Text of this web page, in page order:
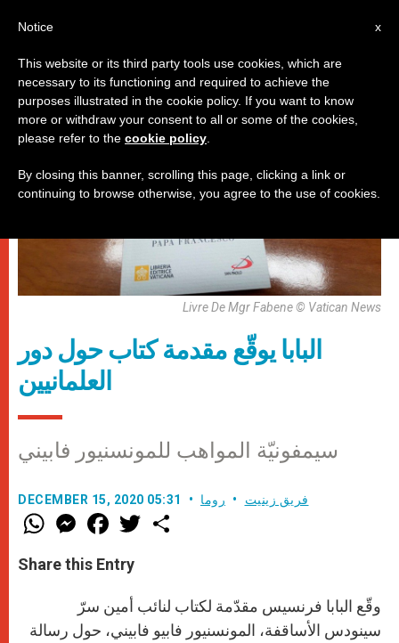
روما
Livre De Mgr Fabene © Vatican News
البابا يوقّع مقدمة كتاب حول دور
العلمانيين
سيمفونيّة المواهب للمونسنيور فابيني
DECEMBER 15, 2020 05:31 فريق زينيت روما
W
h
t
s
M
e
s
e
g
e
r
F
a
e
b
k
w
Share this Entry
وقّع البابا فرنسيس مقدّمة لكتاب لنائب أمين سرّ
سينودس الأساقفة، المونسنيور فابيو فابيني، حول رسالة
x
Notice
This website or its third party tools use cookies, which are
necessary to its functioning and required to achieve the
purposes illustrated in the cookie policy. If you want to know
more or withdraw your consent to all or some of the cookies,
please refer to the cookie policy
By closing this banner, scrolling this page, clicking a link or
continuing to browse otherwise, you agree to the use of cookies.